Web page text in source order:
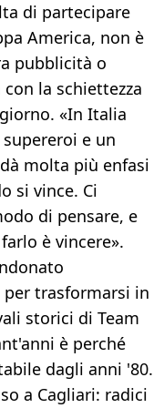
di partecipare
America, non è
pubblicità o
la schiettezza
«In Italia
e un
molta più enfasi
si vince. Ci
di pensare, e
è vincere».
trasformarsi in
storici di Team
è perché
dagli anni '80.
a Cagliari: radici